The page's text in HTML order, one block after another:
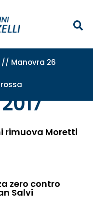
// Manovra 26
rimuova Moretti
zero contro
Salvi